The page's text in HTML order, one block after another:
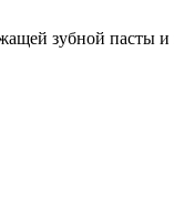
зубной пасты